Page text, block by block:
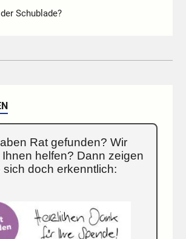
Schublade?
Rat gefunden? Wir
helfen? Dann zeigen
sich doch erkenntlich: